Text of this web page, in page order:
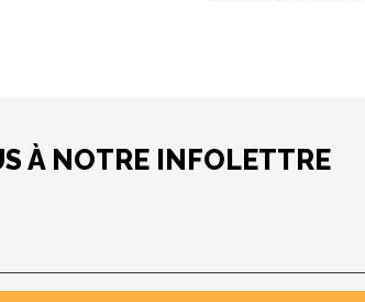
À NOTRE INFOLETTRE